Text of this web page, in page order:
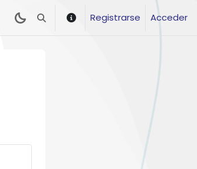
Selector de búsqueda de entrada
Registrarse Acceder